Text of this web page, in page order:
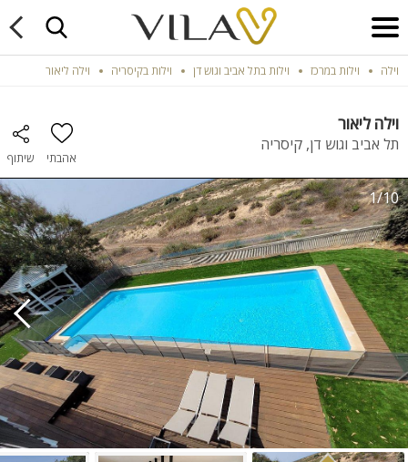
וילה וילות במרכז וילות בתל אביב וגוש דן וילות בקיסריה וילה ליאור
וילה ליאור
תל אביב וגוש דן, קיסריה
אהבתי שיתוף
1/10